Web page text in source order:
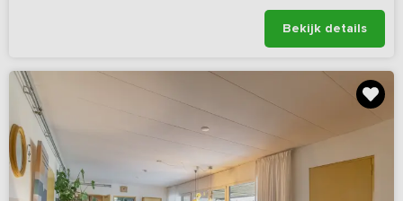
Bekijk details